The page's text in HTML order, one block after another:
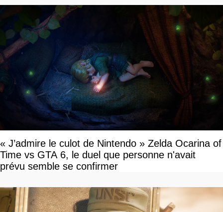
« J’admire le culot de Nintendo » Zelda Ocarina of
Time vs GTA 6, le duel que personne n'avait
prévu semble se confirmer